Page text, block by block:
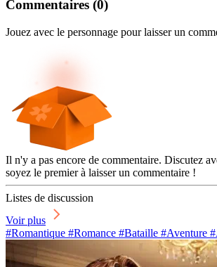
Commentaires (0)
Jouez avec le personnage pour laisser un
Il n'y a pas encore de commentaire. Discutez
soyez le premier à laisser un commentaire !
Listes de discussion
Voir plus
#Romantique #Romance #Bataille #Aventure